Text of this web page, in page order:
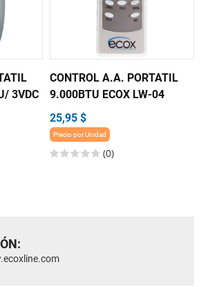
3VDC
CONTROL A.A. PORTATIL
9.000BTU ECOX LW-04
25,95 $
Precio por Unidad
(0)